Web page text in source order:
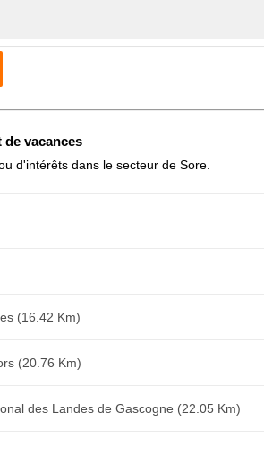
:
vacances
d'intérêts dans le secteur de Sore.
(16.42 Km)
(20.76 Km)
des Landes de Gascogne (22.05 Km)